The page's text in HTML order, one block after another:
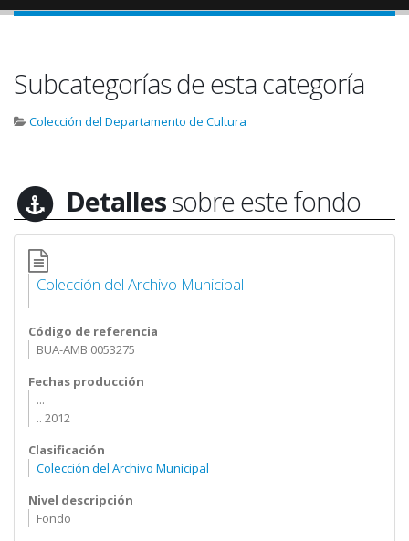
Subcategorías de esta categoría
Colección del Departamento de Cultura
Detallessobre este fondo
Colección del Archivo Municipal
Código de referencia
BUA-AMB 0053275
Fechas producción
...
.. 2012
Clasificación
Colección del Archivo Municipal
Nivel descripción
Fondo